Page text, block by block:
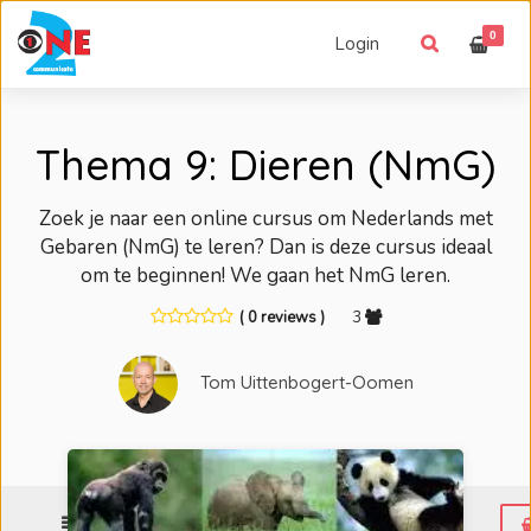
Login 0
Thema 9: Dieren (NmG)
Zoek je naar een online cursus om Nederlands met
Gebaren (NmG) te leren? Dan is deze cursus ideaal
om te beginnen! We gaan het NmG leren.
( 0 reviews ) 3
Tom Uittenbogert-Oomen
Menu